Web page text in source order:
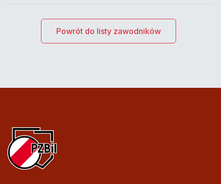
Powrót do listy zawodników